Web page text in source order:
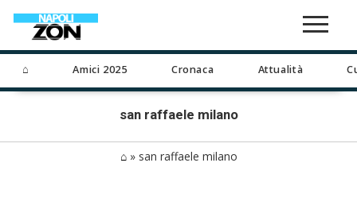
⌂ Amici 2025 Cronaca Attualità
san raffaele milano
⌂» san raffaele milano